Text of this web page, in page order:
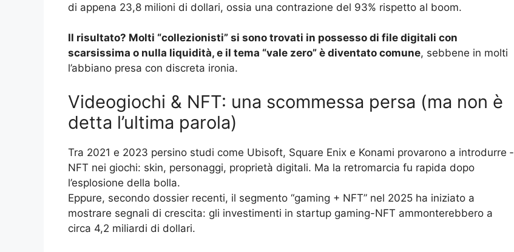
di appena 23,8 milioni di dollari, ossia una contrazione del 93% rispetto al boom.
Il risultato? Molti “collezionisti” si sono trovati in possesso di file digitali con
scarsissima o nulla liquidità, e il tema “vale zero” è diventato comune, sebbene in molti
l’abbiano presa con discreta ironia.
Videogiochi & NFT: una scommessa persa (ma non è
detta l’ultima parola)
Tra 2021 e 2023 persino studi come Ubisoft, Square Enix e Konami provarono a introdurre ­
NFT nei giochi: skin, personaggi, proprietà digitali. Ma la retromarcia fu rapida dopo
l’esplosione della bolla.
Eppure, secondo dossier recenti, il segmento “gaming + NFT” nel 2025 ha iniziato a
mostrare segnali di crescita: gli investimenti in startup gaming-NFT ammonterebbero a
circa 4,2 miliardi di dollari.